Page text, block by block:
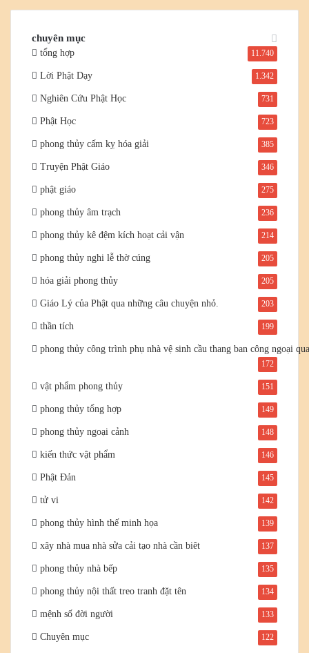
chuyên mục
tổng hợp 11.740
Lời Phật Dạy 1.342
Nghiên Cứu Phật Học 731
Phật Học 723
phong thủy cấm kỵ hóa giải 385
Truyện Phật Giáo 346
phật giáo 275
phong thủy âm trạch 236
phong thủy kê đệm kích hoạt cải vận 214
phong thủy nghi lễ thờ cúng 205
hóa giải phong thủy 205
Giáo Lý của Phật qua những câu chuyện nhỏ. 203
thần tích 199
phong thủy công trình phụ nhà vệ sinh cầu thang ban công ngoại
172
vật phẩm phong thủy 151
phong thủy tổng hợp 149
phong thủy ngoại cảnh 148
kiến thức vật phẩm 146
Phật Đản 145
tử vi 142
phong thủy hình thế minh họa 139
xây nhà mua nhà sửa cải tạo nhà cần biêt 137
phong thủy nhà bếp 135
phong thủy nội thất treo tranh đặt tên 134
mệnh số đời người 133
Chuyên mục 122